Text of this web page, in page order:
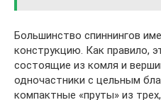
Большинство спиннингов
конструкцию. Как правило,
состоящие из комля и
одночастники с цельным
компактные «пруты» из